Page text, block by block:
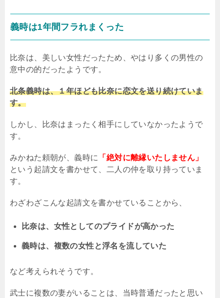
義時は1年間フラれまくった
比奈は、美しい女性だったため、やはり多くの男性の
意中の的だったようです。
北条義時は、１年ほども比奈に恋文を送り続けていま
す。
しかし、比奈はまったく相手にしていなかったようで
す。
みかねた頼朝が、義時に
「絶対に離縁いたしません」
という起請文を書かせて、二人の仲を取り持っていま
す。
わざわざこんな起請文を書かせていることから、
比奈は、女性としてのプライドが高かった
義時は、複数の女性と浮名を流していた
など考えられそうです。
武士に複数の妻がいることは、当時普通だったと思い